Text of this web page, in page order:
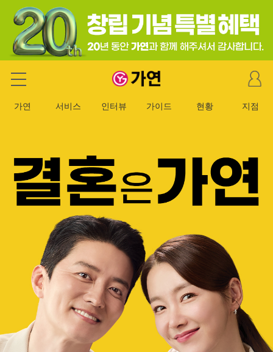
가연 결혼정보회사
마
이
이
가연 서비스 인터뷰 가이드 현황 지점